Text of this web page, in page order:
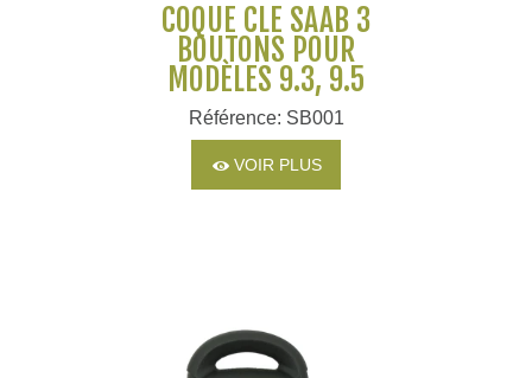
COQUE CLÉ SAAB 3
BOUTONS POUR
MODÈLES 9.3, 9.5
Référence: SB001
VOIR PLUS